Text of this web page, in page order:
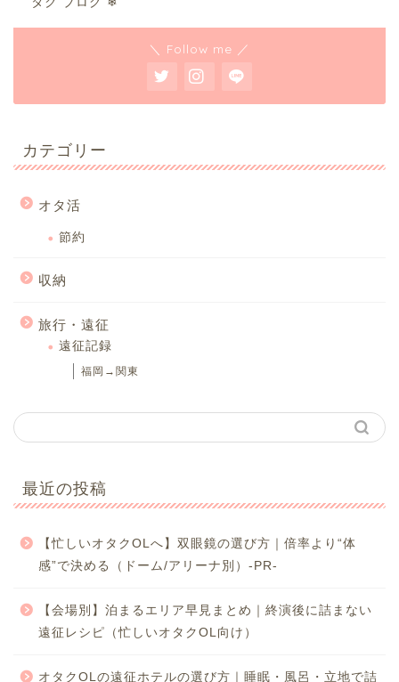
＼ Follow me ／
カテゴリー
オタ活
節約
収納
旅行・遠征
遠征記録
福岡→関東
最近の投稿
【忙しいオタクOLへ】双眼鏡の選び方｜倍率より“体
感”で決める（ドーム/アリーナ別）-PR-
【会場別】泊まるエリア早見まとめ｜終演後に詰まない
遠征レシピ（忙しいオタクOL向け）
オタクOLの遠征ホテルの選び方｜睡眠・風呂・立地で詰